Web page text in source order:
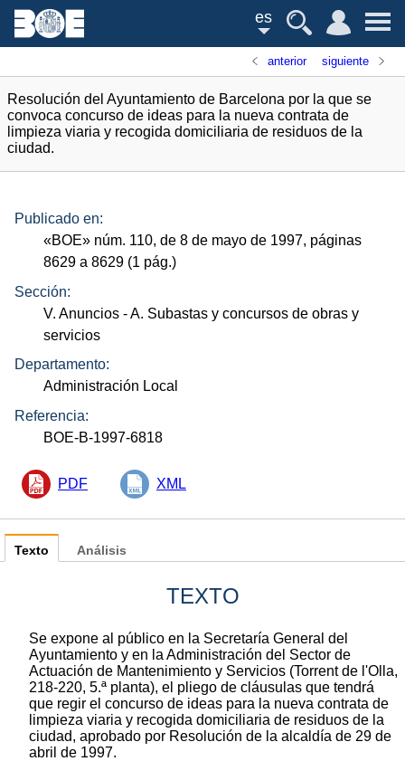
es
anterior siguiente
Resolución del Ayuntamiento de Barcelona por la que se
convoca concurso de ideas para la nueva contrata de
limpieza viaria y recogida domiciliaria de residuos de la
ciudad.
Publicado en:
«BOE» núm. 110, de 8 de mayo de 1997, páginas
8629 a 8629 (1 pág.)
Sección:
V. Anuncios - A. Subastas y concursos de obras y
servicios
Departamento:
Administración Local
Referencia:
BOE-B-1997-6818
PDF XML
Texto
TEXTO
Se expone al público en la Secretaría General del
Ayuntamiento y en la Administración del Sector de
Actuación de Mantenimiento y Servicios (Torrent de l'Olla,
218-220, 5.ª planta), el pliego de cláusulas que tendrá
que regir el concurso de ideas para la nueva contrata de
limpieza viaria y recogida domiciliaria de residuos de la
ciudad, aprobado por Resolución de la alcaldía de 29 de
abril de 1997.
Análisis